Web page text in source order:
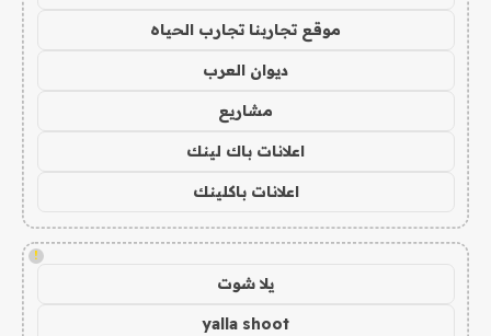
موقع تجاربنا تجارب الحياه
ديوان العرب
مشاريع
اعلانات باك لينك
اعلانات باكلينك
!
يلا شوت
yalla shoot